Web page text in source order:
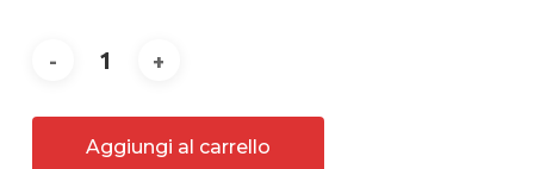
Aggiungi al carrello